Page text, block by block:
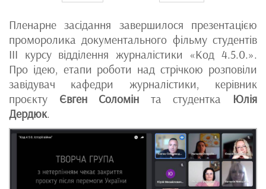
Пленарне засідання завершилося презентацією
проморолика документального фільму студентів
ІІІ курсу відділення журналістики «Код 4.5.0.».
Про ідею, етапи роботи над стрічкою розповіли
завідувач кафедри журналістики, керівник
проєкту Євген Соломін та студентка Юлія
Дердюк.